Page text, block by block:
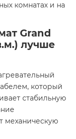
комнатах и на
Grand
лучше
который
стабильную
механическую